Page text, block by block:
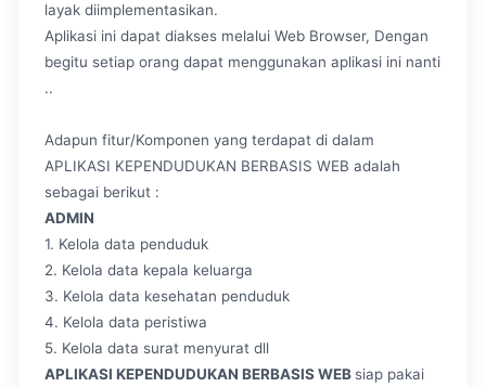
layak diimplementasikan.
Aplikasi ini dapat diakses melalui Web Browser, Dengan
begitu setiap orang dapat menggunakan aplikasi ini nanti
..
Adapun fitur/Komponen yang terdapat di dalam
APLIKASI KEPENDUDUKAN BERBASIS WEB adalah
sebagai berikut :
ADMIN
1. Kelola data penduduk
2. Kelola data kepala keluarga
3. Kelola data kesehatan penduduk
4. Kelola data peristiwa
5. Kelola data surat menyurat dll
APLIKASI KEPENDUDUKAN BERBASIS WEB siap pakai